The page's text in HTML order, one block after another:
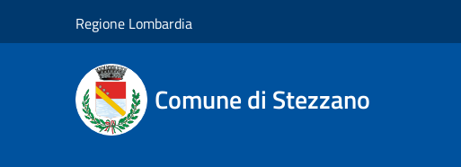
Regione Lombardia
Comune di Stezzano